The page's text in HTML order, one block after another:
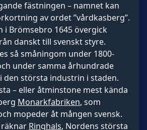
fästningen – namnet kan
av ordet ”vårdkasberg”.
i Brömsebro 1645 övergick
danskt till svenskt styre.
så småningom under 1800-
under samma århundrade
den största industrin i staden.
– eller åtminstone mest kända
Monarkfabriken, som
mopeder åt mången svensk.
Ringhals, Nordens största